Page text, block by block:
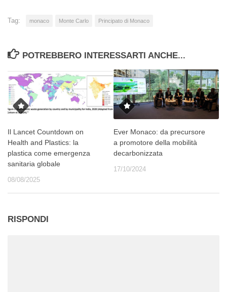
Tag: monaco Monte Carlo Principato di Monaco
POTREBBERO INTERESSARTI ANCHE...
Il Lancet Countdown on
Health and Plastics: la
plastica come emergenza
sanitaria globale
08/08/2025
Ever Monaco: da precursore
a promotore della mobilità
decarbonizzata
17/10/2024
RISPONDI